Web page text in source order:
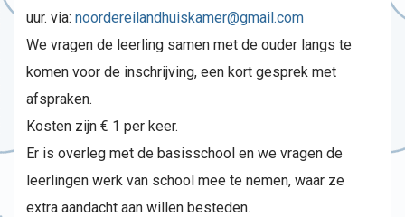
uur. via: noordereilandhuiskamer@gmail.com
We vragen de leerling samen met de ouder langs te
komen voor de inschrijving, een kort gesprek met
afspraken.
Kosten zijn € 1 per keer.
Er is overleg met de basisschool en we vragen de
leerlingen werk van school mee te nemen, waar ze
extra aandacht aan willen besteden.